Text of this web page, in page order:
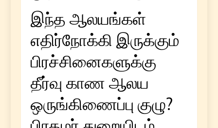
இந்த ஆலயங்கள்
எதிர்நோக்கி இருக்கும்
பிரச்சினைகளுக்கு
தீர்வு காண ஆலய
ஒருங்கிணைப்பு குழு?